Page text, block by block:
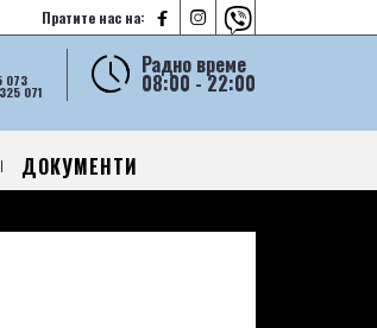
Пратите нас на:   
Радно време
08:00 - 22:00
073
071
ДОКУМЕНТИ